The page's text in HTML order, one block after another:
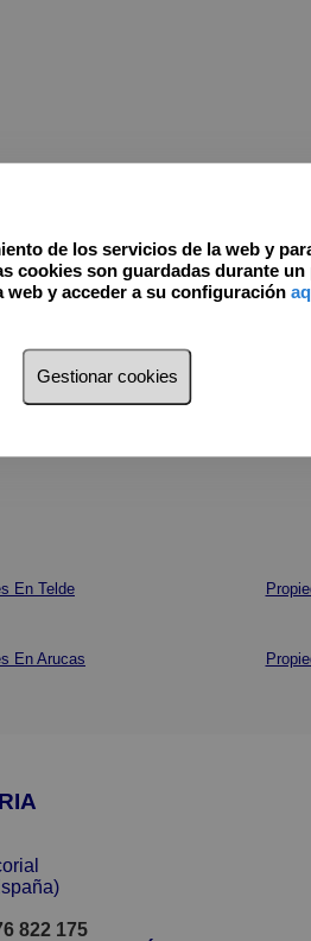
En Telde
En Arucas
822 175
de los servicios de la web y
cookies son guardadas durante un
y acceder a su configuración
Gestionar cookies